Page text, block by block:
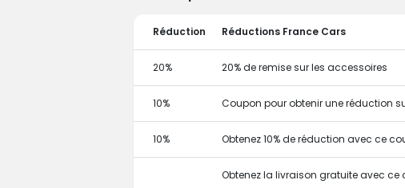
Réduction Réductions France Cars
20% 20% de remise sur les accessoires
10% Coupon pour obtenir une réduction
10% Obtenez 10% de réduction avec ce
Obtenez la livraison gratuite avec ce